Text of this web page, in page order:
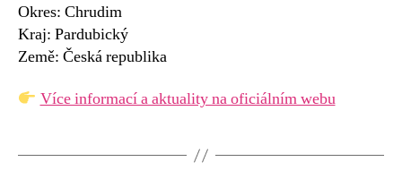
Okres: Chrudim
Kraj: Pardubický
Země: Česká republika
Více informací a aktuality na oficiálním webu